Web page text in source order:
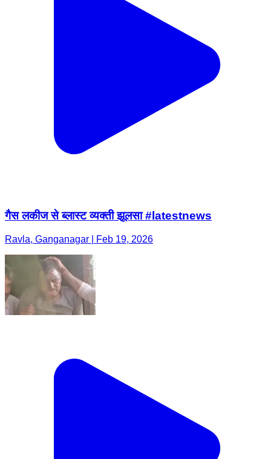
गैस लकीज से ब्लास्ट व्यक्ती झूलसा #latestnews
Ravla, Ganganagar | Feb 19, 2026